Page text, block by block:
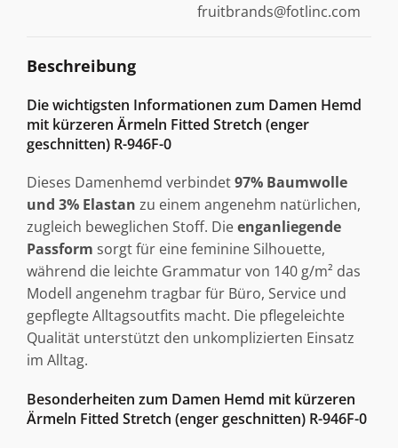
fruitbrands@fotlinc.com
Beschreibung
Die wichtigsten Informationen zum Damen Hemd
mit kürzeren Ärmeln Fitted Stretch (enger
geschnitten) R-946F-0
Dieses Damenhemd verbindet97% Baumwolle
und 3% Elastan zu einem angenehm natürlichen,
zugleich beweglichen Stoff. Dieenganliegende
Passform sorgt für eine feminine Silhouette,
während die leichte Grammatur von 140 g/m² das
Modell angenehm tragbar für Büro, Service und
gepflegte Alltagsoutfits macht. Die pflegeleichte
Qualität unterstützt den unkomplizierten Einsatz
im Alltag.
Besonderheiten zum Damen Hemd mit kürzeren
Ärmeln Fitted Stretch (enger geschnitten) R-946F-0